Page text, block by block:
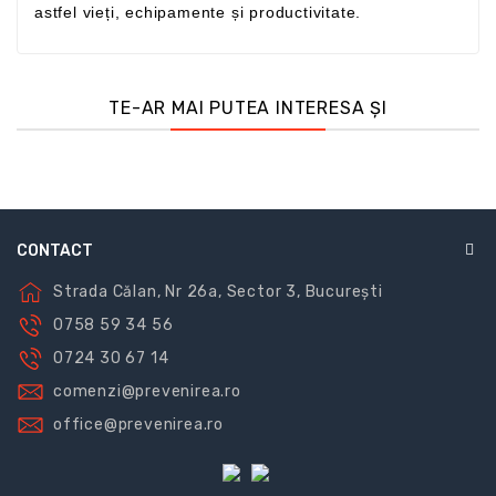
astfel vieți, echipamente și productivitate.
TE-AR MAI PUTEA INTERESA ȘI
CONTACT
Strada Călan, Nr 26a, Sector 3, București
0758 59 34 56
0724 30 67 14
comenzi@prevenirea.ro
office@prevenirea.ro